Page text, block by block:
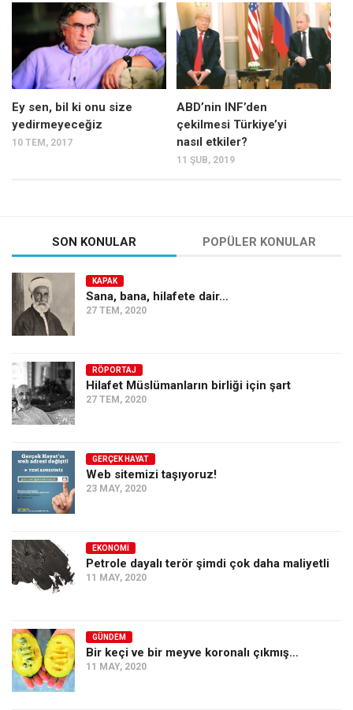
Mehmet Ali Tekin
Abir E. Nahas
Amina S. Jenenkovic
Bağdagül Öz
Esra Elönü
Kategoriler
Kitap
Karisi kitap sualleri
Ekonomi
Spor
Manzara
Sağlık
Gıda-Beslenme
Hayat
Siyaset
Dünya
Asya
Afrika
Ey sen, bil ki onu size
yedirmeyeceğiz
10 TEM, 2017
ABD’nin INF’den
çekilmesi Türkiye’yi
nasıl etkiler?
11 ŞUB, 2019
SON KONULAR POPÜLER KONULAR
KAPAK
Sana, bana, hilafete dair…
27 TEM, 2020
RÖPORTAJ
Hilafet Müslümanların birliği için şart
27 TEM, 2020
GERÇEK HAYAT
Web sitemizi taşıyoruz!
23 MAY, 2020
EKONOMI
Petrole dayalı terör şimdi çok daha maliyetli
11 MAY, 2020
GÜNDEM
Bir keçi ve bir meyve koronalı çıkmış…
11 MAY, 2020